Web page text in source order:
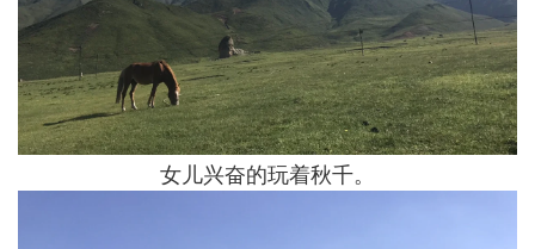
女儿兴奋的玩着秋千。